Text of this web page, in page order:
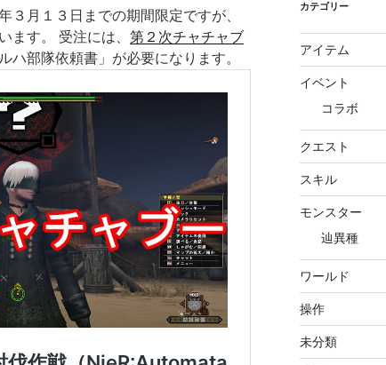
３月１３日までの期間限定ですが、
ます。 受注には、 第２次チャチャブ
ハ部隊依頼書」が必要になります。
カテゴリー
アイテム
イベント
コラボ
クエスト
スキル
モンスター
辿異種
ワールド
操作
未分類